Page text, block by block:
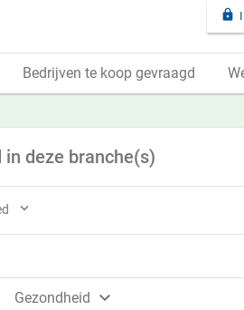
deze branche(s)

Gezondheid 

Bedrijven te koop gevraagd